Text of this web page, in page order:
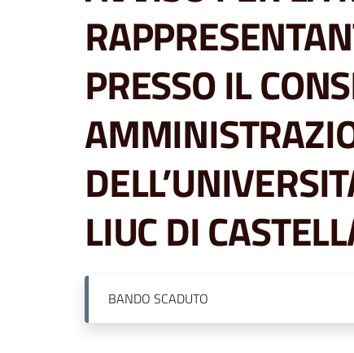
PRESSO IL
LIUC DI
BANDO SCADUTO